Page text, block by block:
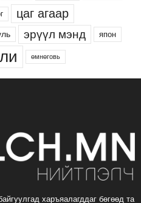
цаг агаар
эрүүл мэнд япон
өмнөговь
харъяалагддаг бөгөөд та